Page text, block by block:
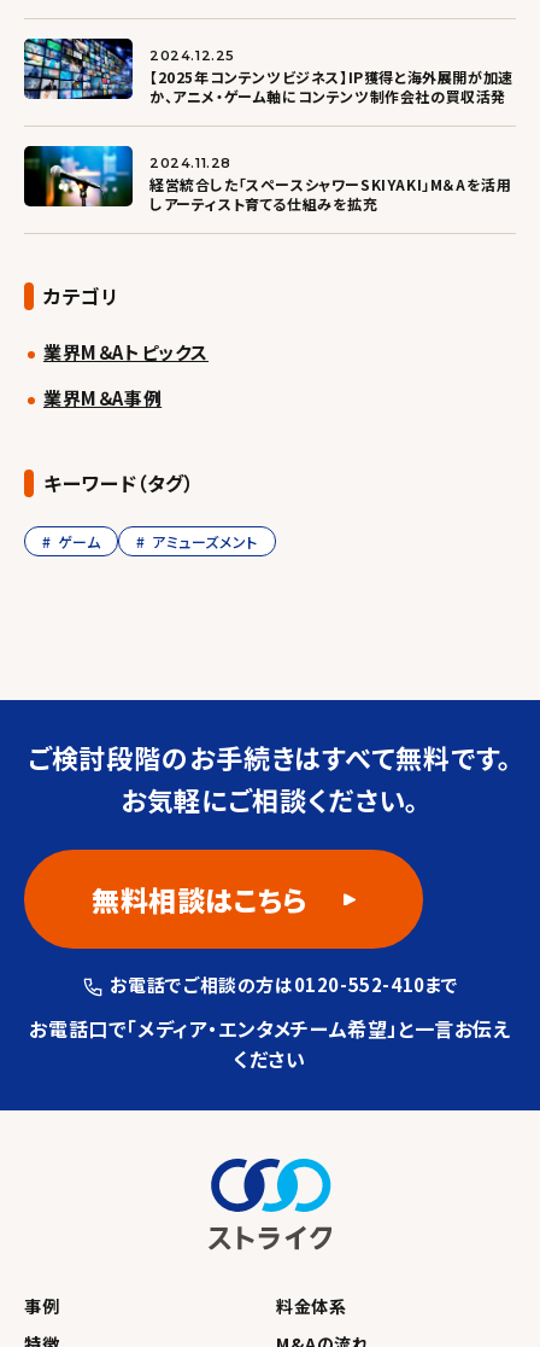
2024.12.25
【2025年コンテンツビジネス】IP獲得と海外展開が加速
か、アニメ・ゲーム軸にコンテンツ制作会社の買収活発
2024.11.28
経営統合した「スペースシャワーSKIYAKI」M＆Aを活用
しアーティスト育てる仕組みを拡充
カテゴリ
業界M＆Aトピックス
業界M＆A事例
キーワード（タグ）
ゲーム アミューズメント
ご検討段階のお手続きはすべて無料です。
お気軽にご相談ください。
無料相談はこちら
お電話でご相談の方は0120-552-410まで
お電話口で「メディア・エンタメチーム希望」と一言お伝え
ください
事例
料金体系